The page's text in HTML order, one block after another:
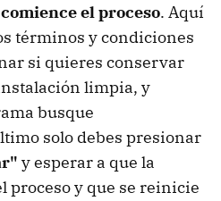
el proceso. Aquí
términos y condiciones
si quieres conservar
limpia, y
busque
solo debes presionar
y esperar a que la
proceso y que se reinicie